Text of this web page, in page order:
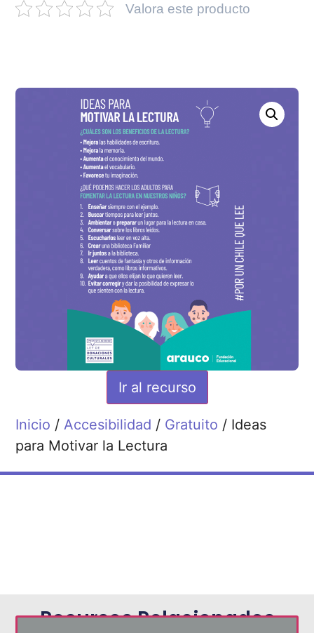
Valora este producto
Ir al recurso
Inicio /Accesibilidad / Gratuito / Ideas
para Motivar la Lectura
Recursos Relacionados